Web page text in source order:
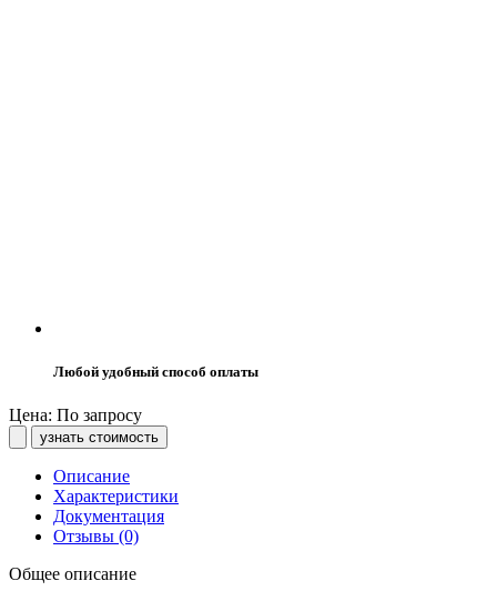
Любой удобный способ оплаты
Цена: По запросу
узнать стоимость
Описание
Характеристики
Документация
Отзывы (0)
Общее описание